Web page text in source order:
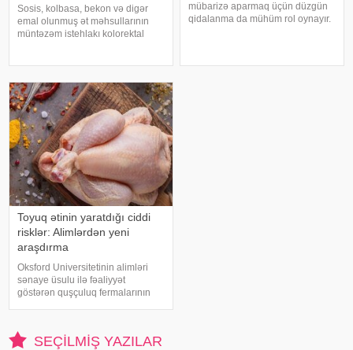
Sosis, kolbasa, bekon və digər
emal olunmuş ət məhsullarının
müntəzəm istehlakı kolorektal
Nazirliyinin Milli Kliniki
Endokrinologiy
mübarizə aparmaq üçün düzgün
qidalanma da mühüm rol oynayır.
Toyuq ətinin yaratdığı ciddi
risklər: Alimlərdən yeni
araşdırma
Oksford Universitetinin alimləri
sənaye üsulu ilə fəaliyyət
göstərən quşçuluq fermalarının
biləcəyini bildiriblər. xəbər verir ki,
araşdırma zamanı son 45 i
SEÇILMIŞ YAZILAR